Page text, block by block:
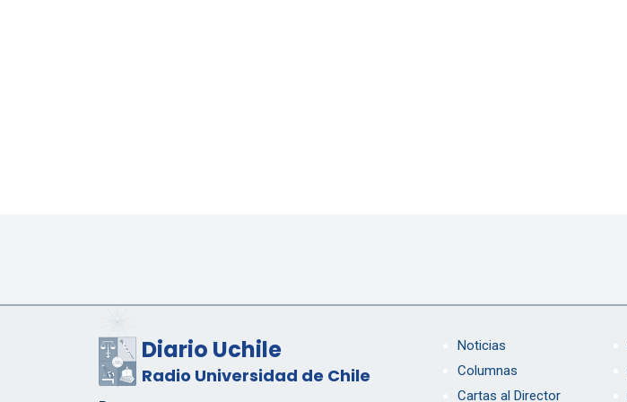
Diario Uchile
Radio Universidad de Chile
Noticias
Columnas
Cartas al Director